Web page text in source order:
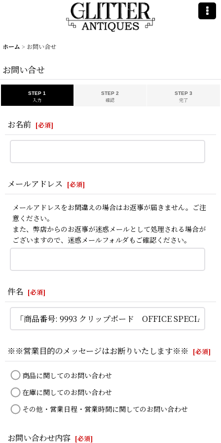
ホーム > お問い合せ
お問い合せ
STEP 1
入力
STEP 2
確認
STEP 3
完了
お名前 [必須]
メールアドレス [必須]
メールアドレスをお間違えの場合はお返事が届きません。ご注
意ください。
また、弊店からのお返事が迷惑メールとして処理される場合が
ございますので、迷惑メールフォルダもご確認ください。
件名 [必須]
※※営業目的のメッセージはお断りいたします※※ [必須]
商品に関してのお問い合わせ
在庫に関してのお問い合わせ
その他・営業日程・営業時間に関してのお問い合わせ
お問い合わせ内容 [必須]